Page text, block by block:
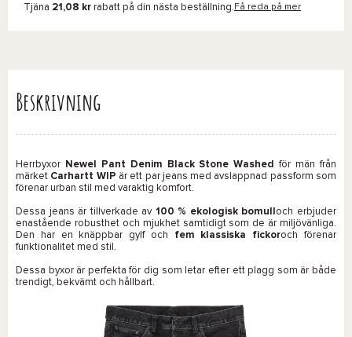
Tjäna 21,08 kr rabatt på din nästa beställning. Få reda på mer
Beskrivning
Herrbyxor Newel Pant Denim Black Stone Washed
för män från
märket Carhartt WIP är ett par jeans med avslappnad passform som
förenar urban stil med varaktig komfort.
Dessa jeans är tillverkade av 100 % ekologisk bomull och erbjuder
enastående robusthet och mjukhet samtidigt som de är miljövänliga.
Den har en knäppbar gylf och
fem klassiska fickoroch förenar
funktionalitet med stil.
Dessa byxor är perfekta för dig som letar efter ett plagg som är både
trendigt, bekvämt och hållbart.